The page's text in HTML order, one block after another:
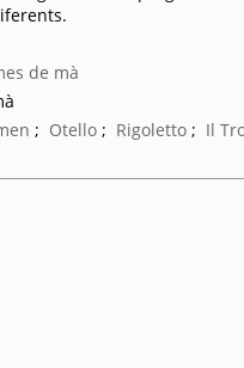
de mà
; Otello; Rigoletto; Il